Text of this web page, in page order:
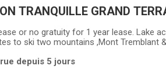
TRANQUILLE GRAND
or no gratuity for 1 year lease. Lake
to ski two mountains ,Mont Tremblant
depuis 5 jours